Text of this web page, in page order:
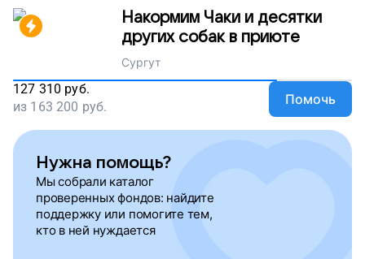
Накормим Чаки и десятки
других собак в приюте
Сургут
127 310 руб.
из 163 200 руб. Помочь
Нужна помощь?
Мы собрали каталог
проверенных фондов: найдите
поддержку или помогите тем,
кто в ней нуждается